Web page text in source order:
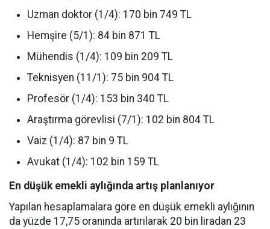
Uzman doktor (1/4): 170 bin 749 TL
Hemşire (5/1): 84 bin 871 TL
Mühendis (1/4): 109 bin 209 TL
Teknisyen (11/1): 75 bin 904 TL
Profesör (1/4): 153 bin 340 TL
Araştırma görevlisi (7/1): 102 bin 804 TL
Vaiz (1/4): 87 bin 9 TL
Avukat (1/4): 102 bin 159 TL
En düşük emekli aylığında artış planlanıyor
Yapılan hesaplamalara göre en düşük emekli aylığının
da yüzde 17,75 oranında artırılarak 20 bin liradan 23